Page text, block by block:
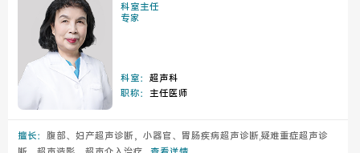
科室主任
专家
科室：超声科
职称： 主任医师
擅长： 腹部、妇产超声诊断，小器官、胃肠疾病超声诊断,疑难重症超声诊